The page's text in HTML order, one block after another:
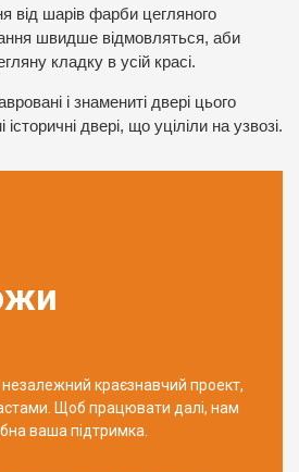
від шарів фарби цегляного
швидше відмовляться, аби
кладку в усій красі.
і знамениті двері цього
двері, що уціліли на узвозі.
незалежний краєзнавчий проект,
Щоб працювати далі, нам
ваша підтримка.